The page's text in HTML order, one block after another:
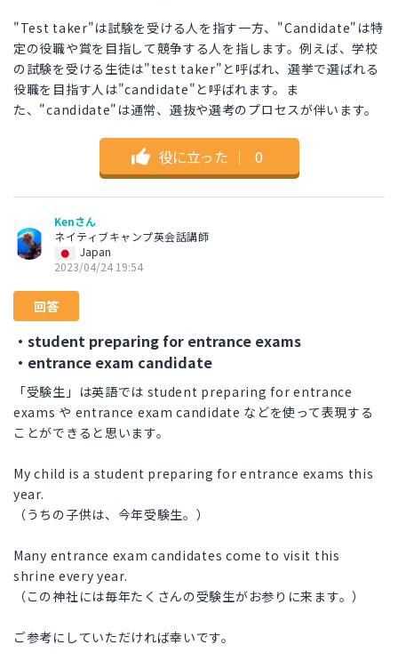
"Test taker"は試験を受ける人を指す一方、"Candidate"は特
定の役職や賞を目指して競争する人を指します。例えば、学校
の試験を受ける生徒は"test taker"と呼ばれ、選挙で選ばれる
役職を目指す人は"candidate"と呼ばれます。ま
た、"candidate"は通常、選抜や選考のプロセスが伴います。
役に立った ｜ 0
Kenさん
ネイティブキャンプ英会話講師
Japan
2023/04/24 19:54
回答
・student preparing for entrance exams
・entrance exam candidate
「受験生」は英語では student preparing for entrance
exams や entrance exam candidate などを使って表現する
ことができると思います。
My child is a student preparing for entrance exams this
year.
（うちの子供は、今年受験生。）
Many entrance exam candidates come to visit this
shrine every year.
（この神社には毎年たくさんの受験生がお参りに来ます。）
ご参考にしていただければ幸いです。